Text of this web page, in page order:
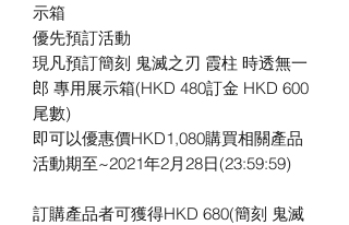
示箱
優先預訂活動
現凡預訂簡刻 鬼滅之刃 霞柱 時透無一
郎 專用展示箱(HKD 480訂金 HKD 600
尾數)
即可以優惠價HKD1,080購買相關產品
活動期至~2021年2月28日(23:59:59)
訂購產品者可獲得HKD 680(簡刻 鬼滅